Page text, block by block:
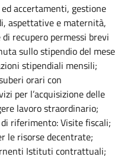
accertamenti, gestione
aspettative e maternità,
recupero permessi brevi
sullo stipendio del mese
stipendiali mensili;
orari con
per l’acquisizione delle
lavoro straordinario;
riferimento: Visite fiscali;
le risorse decentrate;
Istituti contrattuali;